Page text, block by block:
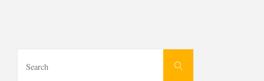
Search